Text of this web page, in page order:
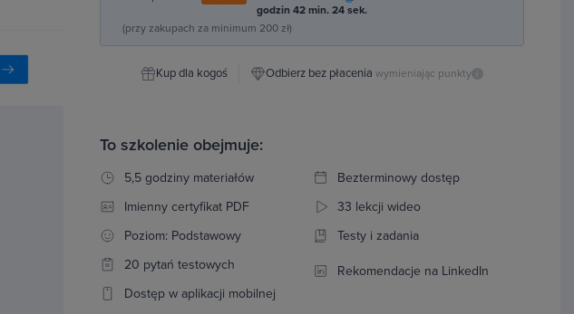
godzin 42 min. 22 sek.
(przy zakupach za minimum 200 zł)
Kup dla kogoś Odbierz bez płacenia wymieniając punkty i
To szkolenie obejmuje:
5,5 godziny materiałów
Bezterminowy dostęp
Imienny certyfikat PDF
33 lekcji wideo
Poziom: Podstawowy
Testy i zadania
20 pytań testowych
Rekomendacje na LinkedIn
Dostęp w aplikacji mobilnej